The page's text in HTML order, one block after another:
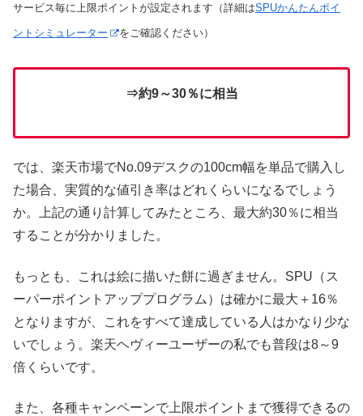
サービス毎に上限ポイントが設定されます（詳細はSPUかんたんポイ
ントシミュレーター をご確認ください）
⇒約9～30％に相当
では、楽天市場でNo.09デスクの100cm幅を単品で購入し
た場合、実質的な値引き率はどれくらいになるでしょう
か。上記の通り計算してみたところ、最大約30％に相当
することが分かりました。
もっとも、これは絵に描いた餅に過ぎません。SPU（ス
ーパーポイントアッププログラム）は確かに最大＋16％
となりますが、これをすべて達成している人はかなり少な
いでしょう。楽天ヘヴィーユーザーの私でも普段は8～9
倍くらいです。
また、各種キャンペーンで上限ポイントまで獲得できるの